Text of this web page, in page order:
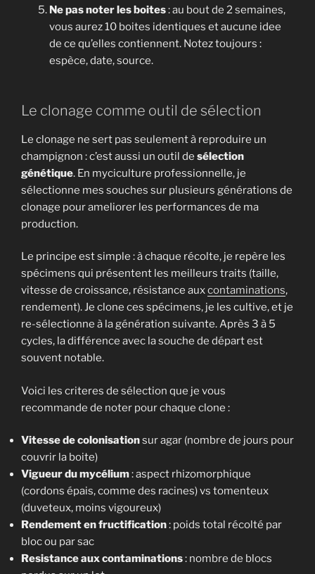
Ne pas noter les boites: au bout de 2 semaines,
vous aurez 10 boites identiques et aucune idee
de ce qu’elles contiennent. Notez toujours :
espèce, date, source.
Le clonage comme outil de sélection
Le clonage ne sert pas seulement à reproduire un
champignon : c’est aussi un outil de sélection
génétique. En myciculture professionnelle, je
sélectionne mes souches sur plusieurs générations de
clonage pour ameliorer les performances de ma
production.
Le principe est simple : à chaque récolte, je repère les
spécimens qui présentent les meilleurs traits (taille,
vitesse de croissance, résistance auxcontaminations,
rendement). Je clone ces spécimens, je les cultive, et je
re-sélectionne à la génération suivante. Après 3 à 5
cycles, la différence avec la souche de départ est
souvent notable.
Voici les criteres de sélection que je vous
recommande de noter pour chaque clone :
Vitesse de colonisationsur agar (nombre de jours pour
couvrir la boite)
Vigueur du mycélium: aspect rhizomorphique
(cordons épais, comme des racines) vs tomenteux
(duveteux, moins vigoureux)
Rendement en fructification: poids total récolté par
bloc ou par sac
Resistance aux contaminations: nombre de blocs